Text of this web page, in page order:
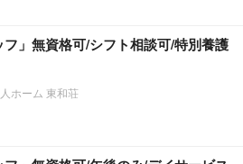
フ」無資格可/シフト相談可/特別養護
ホーム 東和荘